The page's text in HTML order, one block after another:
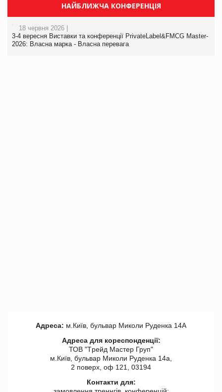
НАЙБЛИЖЧА КОНФЕРЕНЦІЯ
18 червня 2026 |
3-4 вересня Виставки та конференції PrivateLabel&FMCG Master-
2026: Власна марка - Власна перевага
Адреса: м.Київ, бульвар Миколи Руденка 14А
Адреса для кореспонденції:
ТОВ "Tрейд Мастер Груп"
м.Київ, бульвар Миколи Руденка 14а,
2 поверх, оф 121, 03194
Контакти для: